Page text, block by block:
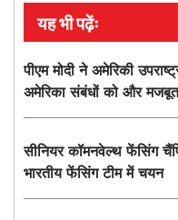
यह भी पढ़ेंः
पीएम मोदी ने अमेरिकी
अमेरिका संबंधों को और
सीनियर कॉमनवेल्थ फेंसिंग
भारतीय फेंसिंग टीम में चयन